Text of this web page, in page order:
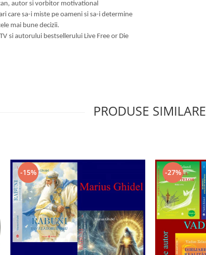
autor si vorbitor motivational
care sa-i miste pe oameni si sa-i determine
mai bune decizii.
si autorului bestsellerului Live Free or Die
PRODUSE SIMILARE
-15% -27%